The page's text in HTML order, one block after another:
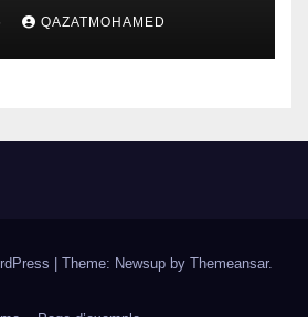
QAZATMOHAMED
Theme: Newsup by Themeansar.